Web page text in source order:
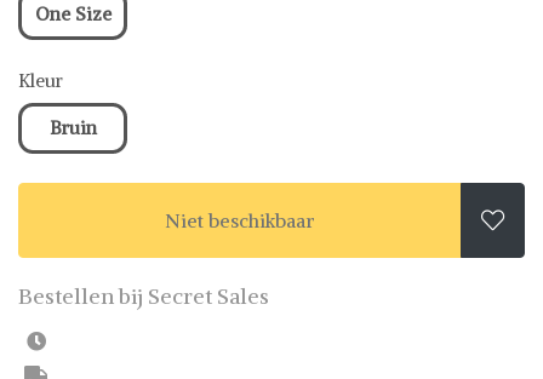
One Size
Kleur
Bruin
Niet beschikbaar 
Bestellen bij Secret Sales